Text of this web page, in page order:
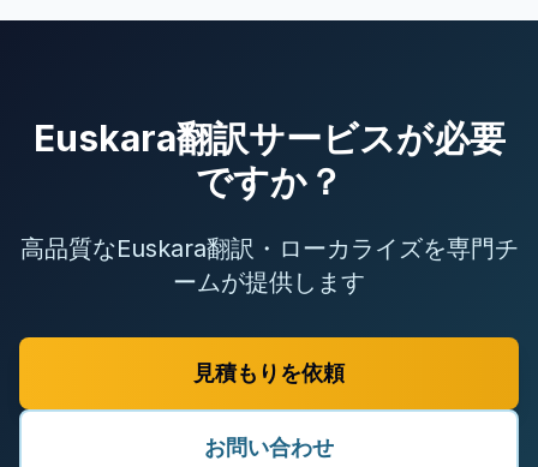
Euskara翻訳サービスが必要
ですか？
高品質なEuskara翻訳・ローカライズを専門チ
ームが提供します
見積もりを依頼
お問い合わせ